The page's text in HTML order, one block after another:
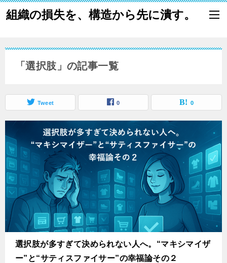
組織の損失を、構造から先に潰す。
「選択肢」の記事一覧
Tweet 0 0
選択肢が多すぎて決められない人へ。“マキシマイザ
ー”と“サティスファイサー”の幸福論その２